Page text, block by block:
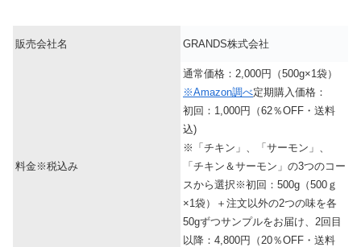
販売会社名 GRANDS株式会社
料金※税込み
通常価格：2,000円（500g×1袋）
※Amazon調べ定期購入価格：
初回：1,000円（62％OFF・送料
込)
※「チキン」、「サーモン」、
「チキン＆サーモン」の3つのコー
スから選択※初回：500g（500ｇ
×1袋）＋注文以外の2つの味を各
50gずつサンプルをお届け、2回目
以降：4,800円（20％OFF・送料